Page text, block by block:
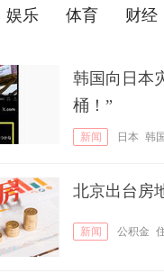
娱乐 体育 财经
韩国向日本
桶！”
新闻 日本 韩
北京出台房
新闻 公积金